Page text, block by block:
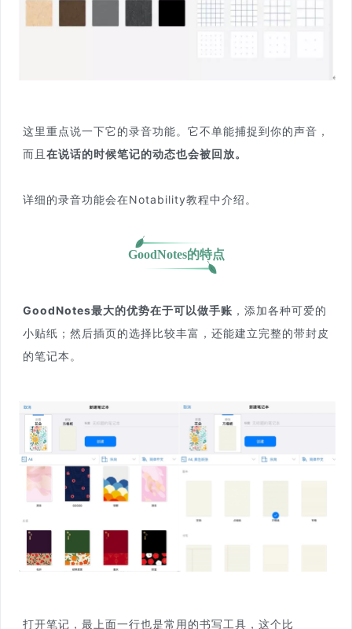
这里重点说一下它的录音功能。它不单能捕捉到你的声音，
而且 在说话的时候笔记的动态也会被回放。
详细的录音功能会在Notability教程中介绍。
GoodNotes的特点
GoodNotes最大的优势在于可以做手账 ，添加各种可爱的
小贴纸；然后插页的选择比较丰富，还能建立完整的带封皮
的笔记本。
打开笔记，最上面一行也是常用的书写工具，这个比